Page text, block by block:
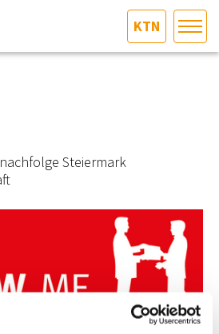
KTN
INGENIEURBÜRO
Steiermark